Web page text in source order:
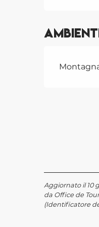
Aggiornato il 10
da Office de
(Identificatore